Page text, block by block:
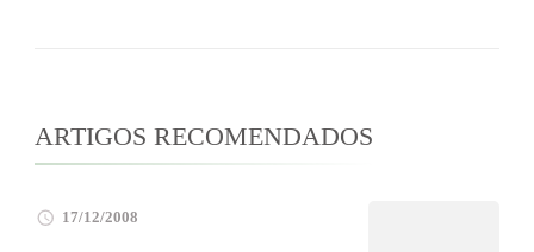
ARTIGOS RECOMENDADOS
17/12/2008